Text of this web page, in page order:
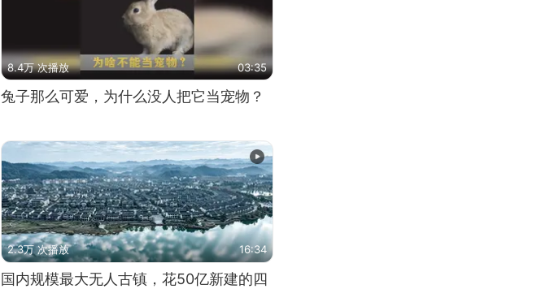
8.4万 次播放 03:35
兔子那么可爱，为什么没人把它当宠物？
2.3万 次播放 16:34
国内规模最大无人古镇，花50亿新建的四